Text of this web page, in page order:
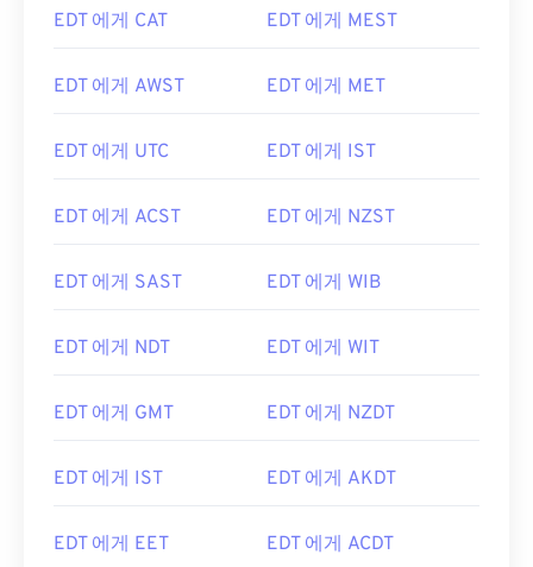
EDT 에게 CAT EDT 에게 MEST
EDT 에게 AWST EDT 에게 MET
EDT 에게 UTC EDT 에게 IST
EDT 에게 ACST EDT 에게 NZST
EDT 에게 SAST EDT 에게 WIB
EDT 에게 NDT EDT 에게 WIT
EDT 에게 GMT EDT 에게 NZDT
EDT 에게 IST EDT 에게 AKDT
EDT 에게 EET EDT 에게 ACDT